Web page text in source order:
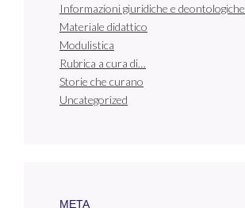
Informazioni giuridiche e deontologiche
Materiale didattico
Modulistica
Rubrica a cura di…
Storie che curano
Uncategorized
META